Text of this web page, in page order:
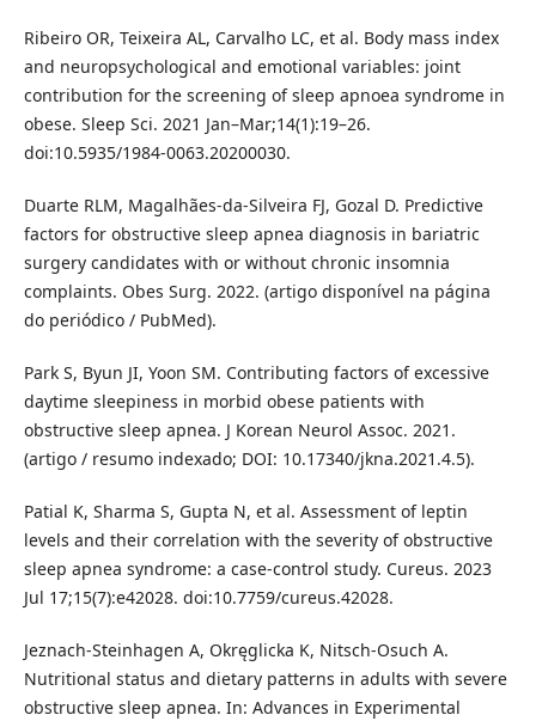
Ribeiro OR, Teixeira AL, Carvalho LC, et al. Body mass index
and neuropsychological and emotional variables: joint
contribution for the screening of sleep apnoea syndrome in
obese. Sleep Sci. 2021 Jan–Mar;14(1):19–26.
doi:10.5935/1984-0063.20200030.
Duarte RLM, Magalhães-da-Silveira FJ, Gozal D. Predictive
factors for obstructive sleep apnea diagnosis in bariatric
surgery candidates with or without chronic insomnia
complaints. Obes Surg. 2022. (artigo disponível na página
do periódico / PubMed).
Park S, Byun JI, Yoon SM. Contributing factors of excessive
daytime sleepiness in morbid obese patients with
obstructive sleep apnea. J Korean Neurol Assoc. 2021.
(artigo / resumo indexado; DOI: 10.17340/jkna.2021.4.5).
Patial K, Sharma S, Gupta N, et al. Assessment of leptin
levels and their correlation with the severity of obstructive
sleep apnea syndrome: a case-control study. Cureus. 2023
Jul 17;15(7):e42028. doi:10.7759/cureus.42028.
Jeznach-Steinhagen A, Okręglicka K, Nitsch-Osuch A.
Nutritional status and dietary patterns in adults with severe
obstructive sleep apnea. In: Advances in Experimental